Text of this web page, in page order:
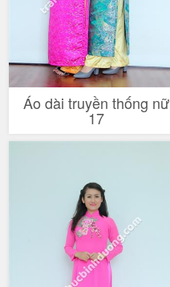
Áo dài truyền thống nữ
17